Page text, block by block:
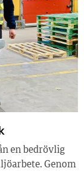
en bedrövlig
Genom